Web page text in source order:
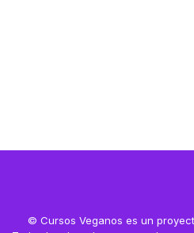
© Cursos Veganos es un